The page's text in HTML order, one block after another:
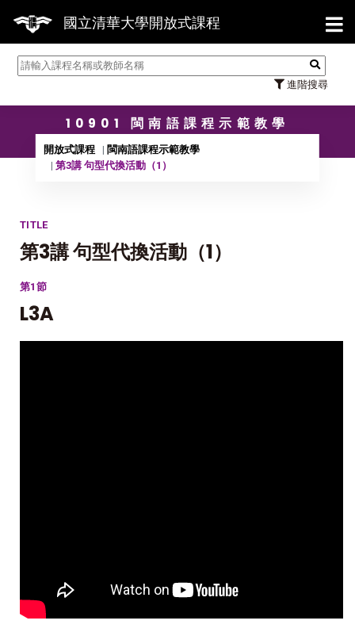
國立清華大學開放式課程
進階搜尋
【
10901 閩南語課程示範教學
開放式課程
閩南語課程示範教學
第3講 句型代換活動（1）
TITLE
第3講 句型代換活動（1）
第1節
L3A